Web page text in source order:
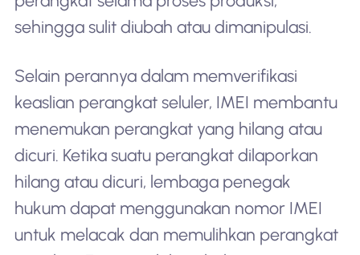
sehingga sulit diubah atau dimanipulasi.
Selain perannya dalam memverifikasi
keaslian perangkat seluler, IMEI membantu
menemukan perangkat yang hilang atau
dicuri. Ketika suatu perangkat dilaporkan
hilang atau dicuri, lembaga penegak
hukum dapat menggunakan nomor IMEI
untuk melacak dan memulihkan perangkat